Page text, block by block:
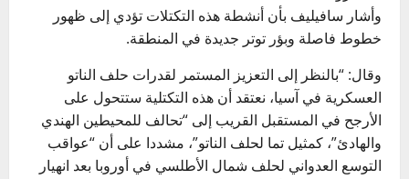
وأشار سافيليف بأن أنشطة هذه التكتلات تؤدي إلى ظهور
خطوط فاصلة وبؤر توتر جديدة في المنطقة.
وقال: “بالنظر إلى التعزيز المستمر لقدرات حلف الناتو
العسكرية في آسيا، نعتقد أن هذه التكتلية ستتحول على
الأرجح في المستقبل القريب إلى “تحالف للمحيطين الهندي
والهادئ”، كمثيل تما لحلف الناتو”، مشددا على أن “عواقب
التوسع العدواني لحلف شمال الأطلسي في أوروبا بعد انهيار